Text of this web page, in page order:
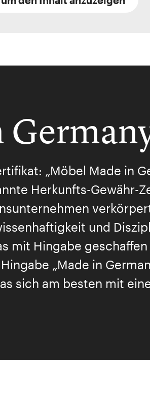
„Möbel Made in
Herkunfts-Gewähr-
und
mit Hingabe
„Made in
sich am besten mit